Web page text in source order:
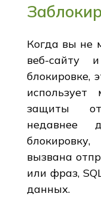
Когда вы не
веб-сайту
блокировке,
защиты
недавнее
вызвана
или фраз,
данных.